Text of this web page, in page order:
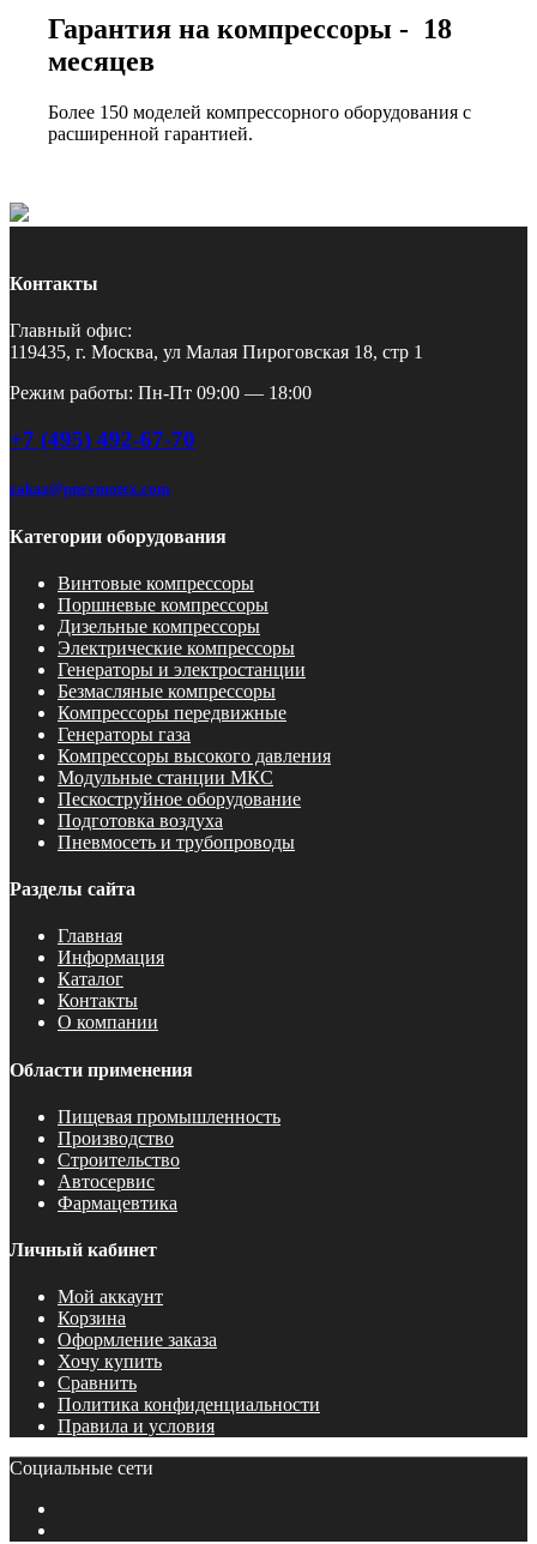
Гарантия на компрессоры - 18
месяцев
Более 150 моделей компрессорного оборудования с
расширенной гарантией.
Контакты
Главный офис:
119435, г. Москва, ул Малая Пироговская 18, стр 1
Режим работы: Пн-Пт 09:00 — 18:00
+7 (495) 492-67-70
zakaz@pnevmotex.com
Категории оборудования
Винтовые компрессоры
Поршневые компрессоры
Дизельные компрессоры
Электрические компрессоры
Генераторы и электростанции
Безмасляные компрессоры
Компрессоры передвижные
Генераторы газа
Компрессоры высокого давления
Модульные станции МКС
Пескоструйное оборудование
Подготовка воздуха
Пневмосеть и трубопроводы
Разделы сайта
Главная
Информация
Каталог
Контакты
О компании
Области применения
Пищевая промышленность
Производство
Строительство
Автосервис
Фармацевтика
Личный кабинет
Мой аккаунт
Корзина
Оформление заказа
Хочу купить
Сравнить
Политика конфиденциальности
Правила и условия
Социальные сети